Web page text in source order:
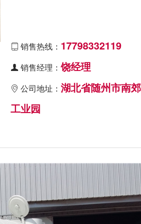
 销售热线： 17798332119
 销售经理： 饶经理
 公司地址： 湖北省随州市南
工业园